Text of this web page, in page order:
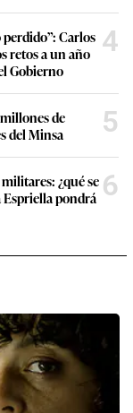
Carlos
retos a un año
Gobierno
4
de
del Minsa
5
¿qué se
Espriella pondrá 6